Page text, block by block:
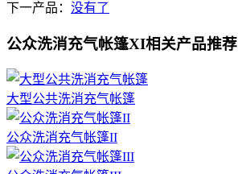
下一产品： 没有了
公众洗消充气帐篷XI相关产品推荐
大型公共洗消充气帐篷
公众洗消充气帐篷II